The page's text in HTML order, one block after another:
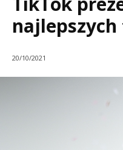
20/10/2021